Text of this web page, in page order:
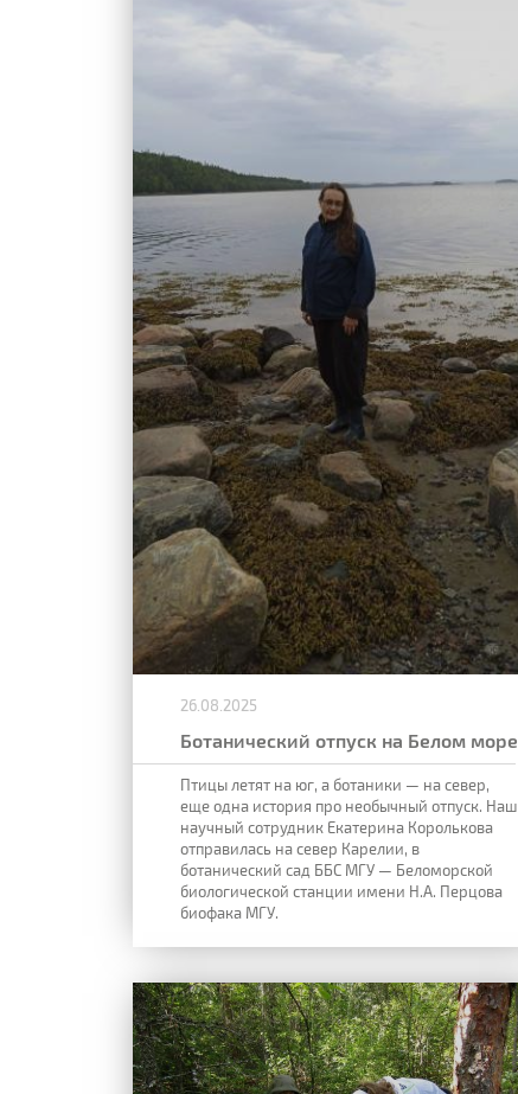
26.08.2025
Ботанический отпуск на Белом море
Птицы летят на юг, а ботаники — на север,
еще одна история про необычный отпуск. Наш
научный сотрудник Екатерина Королькова
отправилась на север Карелии, в
ботанический сад ББС МГУ — Беломорской
биологической станции имени Н.А. Перцова
биофака МГУ.